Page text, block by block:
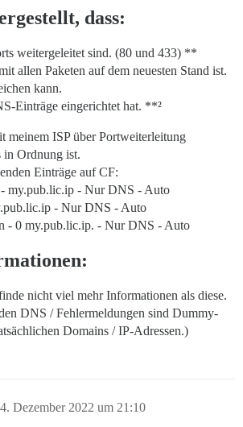
dass:
weitergeleitet sind. (80 und 433) **
allen Paketen auf dem neuesten Stand ist.
kann.
Einträge eingerichtet hat. **²
meinem ISP über Portweiterleitung
in Ordnung ist.
Einträge auf CF:
my.pub.lic.ip - Nur DNS - Auto
- Nur DNS - Auto
- 0 my.pub.lic.ip. - Nur DNS - Auto
nicht viel mehr Informationen als diese.
DNS / Fehlermeldungen sind Dummy-
Domains / IP-Adressen.)
Dezember 2022 um 21:10